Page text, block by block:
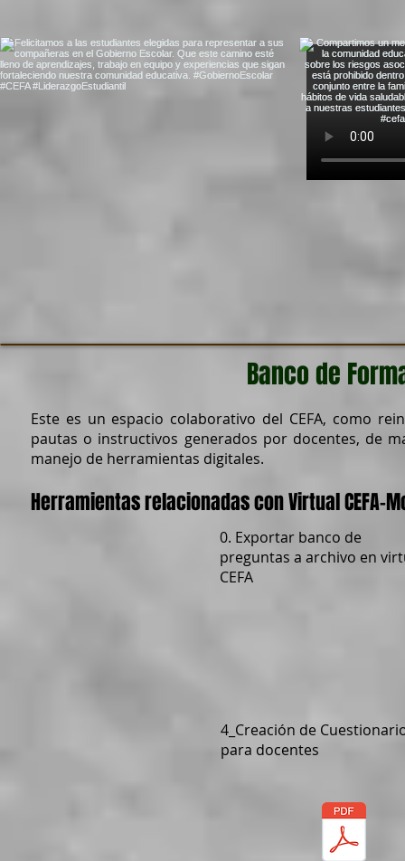
Banco de
Este es un espacio colaborativo del CEFA, como
pautas o instructivos generados por docentes, de
manejo de herramientas digitales.
Herramientas relacionadas con Virtual CEFA-
0. Exportar banco de
preguntas a archivo en
CEFA
4_Creación de
para docentes